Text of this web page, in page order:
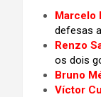
Marcelo
defesas
Renzo
os dois
Bruno
Víctor